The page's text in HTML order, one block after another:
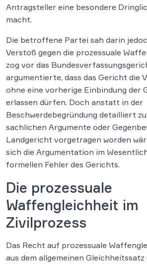
Antragsteller eine besondere
macht.
Die betroffene Partei sah darin
Verstoß gegen die prozessuale
zog vor das
argumentierte, dass das Gericht die
ohne eine vorherige Einbindung der
erlassen dürfen. Doch anstatt in der
Beschwerdebegründung detailliert
sachlichen Argumente oder
Landgericht vorgetragen worden
sich die Argumentation im
formellen Fehler des Gerichts.
Die prozessuale
Waffengleichheit im
Zivilprozess
Das Recht auf prozessuale
aus dem allgemeinen Gleichheitssatz